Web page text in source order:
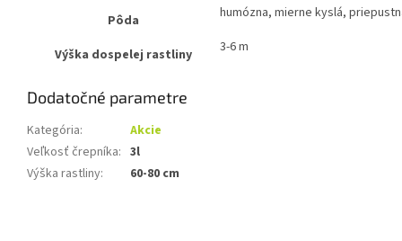
Pôda humózna, mierne kyslá,
Výška dospelej rastliny 3-6 m
Dodatočné parametre
Kategória:
Akcie
Veľkosť črepníka: 3l
Výška rastliny: 60-80 cm